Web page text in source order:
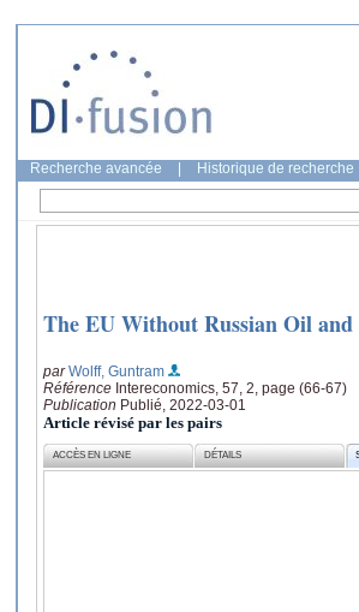
Recherche avancée Historique de recherche
The EU Without Russian Oil and
parWolff, Guntram
Référence Intereconomics, 57, 2, page (66-67)
Publication Publié, 2022-03-01
Article révisé par les pairs
ACCÈS EN LIGNE DÉTAILS